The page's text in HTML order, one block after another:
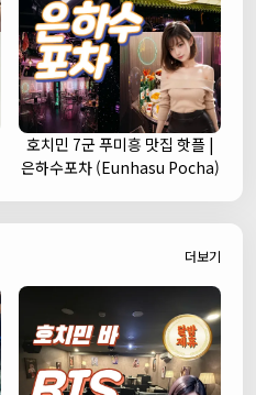
호치민 7군 푸미흥 맛집 핫플 |
은하수포차 (Eunhasu Pocha)
더보기